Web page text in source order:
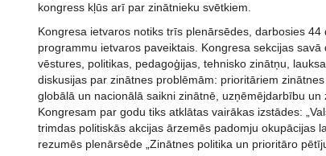
kongress kļūs arī par zinātnieku svētkiem.
Kongresa ietvaros notiks trīs plenārsēdes, darbosies
programmu ietvaros paveiktais. Kongresa sekcijas
vēstures, politikas, pedagoģijas, tehnisko zinātņu,
diskusijas par zinātnes problēmām: prioritāriem
globālā un nacionālā saikni zinātnē, uzņēmējdarbību
Kongresam par godu tiks atklātas vairākas izstādes:
trimdas politiskās akcijas ārzemēs padomju okupācijas
rezumēs plenārsēde „Zinātnes politika un prioritāro